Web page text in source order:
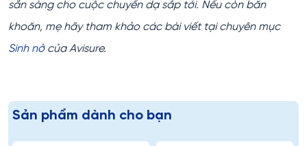
sẵn sàng cho cuộc chuyển dạ sắp tới. Nếu còn băn
khoăn, mẹ hãy tham khảo các bài viết tại chuyên mục
Sinh nởcủa Avisure.
Sản phẩm dành cho bạn